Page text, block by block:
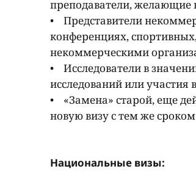
преподаватели, желающие
• Представители
конференциях,
некоммерческими
• Исследователи в
исследований или
• «Замена» старой, еще
новую визу с тем же
Национальные визы: